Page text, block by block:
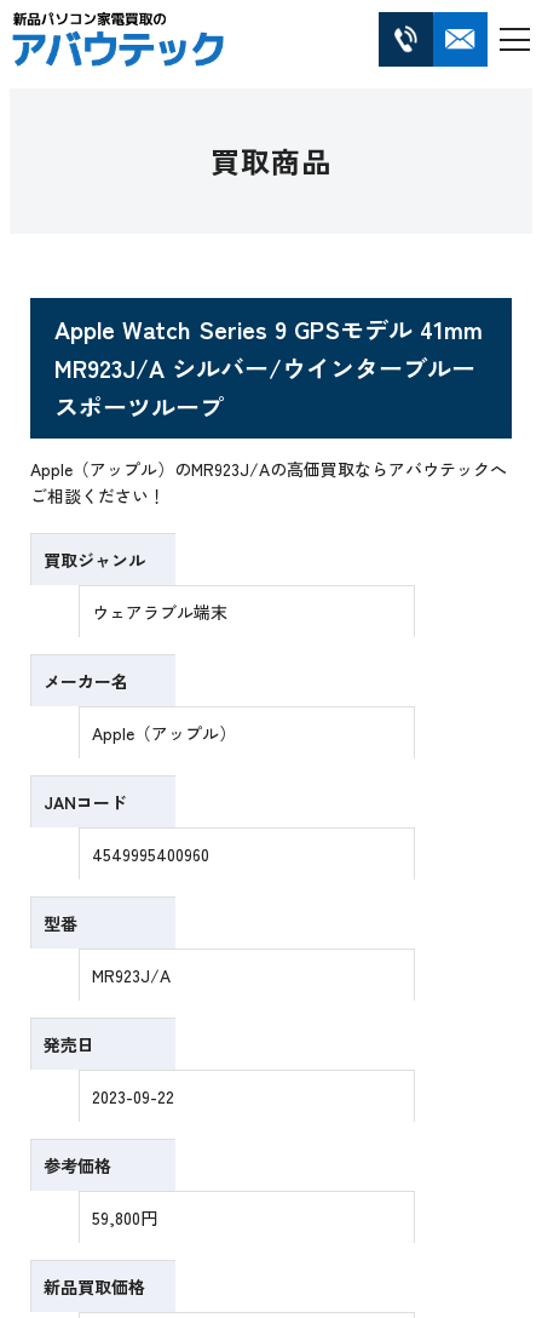
買取商品
Apple Watch Series 9 GPSモデル 41mm
MR923J/A シルバー/ウインターブルー
スポーツループ
Apple（アップル）のMR923J/Aの高価買取ならアバウテックへ
ご相談ください！
買取ジャンル
ウェアラブル端末
メーカー名
Apple（アップル）
JANコード
4549995400960
型番
MR923J/A
発売日
2023-09-22
参考価格
59,800円
新品買取価格